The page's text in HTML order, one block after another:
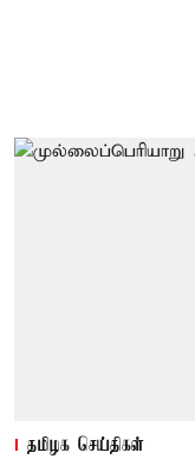
தமிழக செய்திகள்